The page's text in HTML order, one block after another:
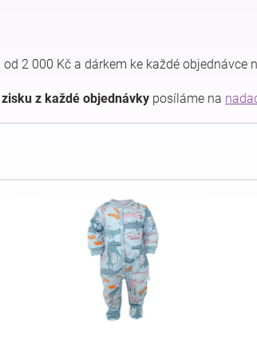
2 000 Kč a dárkem ke každé objednávce
zisku z každé objednávky posíláme na